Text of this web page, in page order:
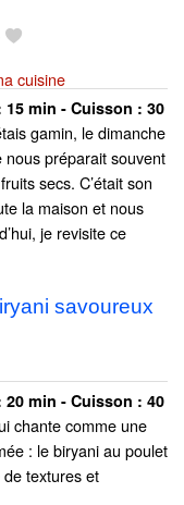
cuisine
15 min - Cuisson : 30
gamin, le dimanche
nous préparait souvent
secs. C’était son
la maison et nous
je revisite ce
savoureux
20 min - Cuisson : 40
chante comme une
: le biryani au poulet
textures et